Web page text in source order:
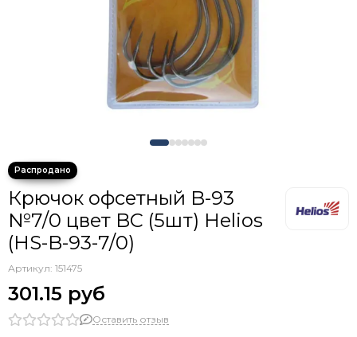
Крючки тройники с каплей
Крючок офсетный B-93
№7/0 цвет BC (5шт) Helios
(HS-B-93-7/0)
Артикул: 151475
301.15 руб
Оставить отзыв